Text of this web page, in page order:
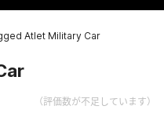
Atlet Military Car
（評価数が不足しています）